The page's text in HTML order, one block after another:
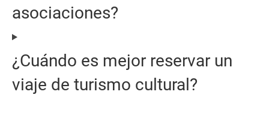
asociaciones?
¿Cuándo es mejor reservar un
viaje de turismo cultural?